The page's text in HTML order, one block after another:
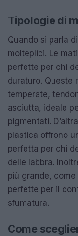
Tipologie di
Quando si parla
molteplici. Le
perfette per chi
duraturo. Queste
temperate,
asciutta, ideale
pigmentati.
plastica offrono
perfetta per chi
delle labbra.
più grande,
perfette per il
sfumatura.
Come